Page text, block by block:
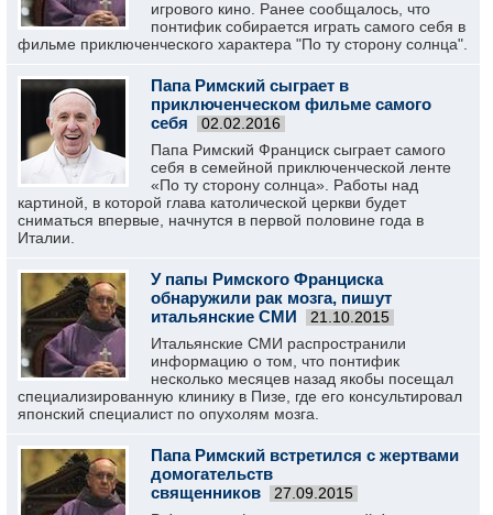
игрового кино. Ранее сообщалось, что
понтифик собирается играть самого себя в
фильме приключенческого характера "По ту сторону солнца".
Папа Римский сыграет в
приключенческом фильме самого
себя
02.02.2016
Папа Римский Франциск сыграет самого
себя в семейной приключенческой ленте
«По ту сторону солнца». Работы над
картиной, в которой глава католической церкви будет
сниматься впервые, начнутся в первой половине года в
Италии.
У папы Римского Франциска
обнаружили рак мозга, пишут
итальянские СМИ
21.10.2015
Итальянские СМИ распространили
информацию о том, что понтифик
несколько месяцев назад якобы посещал
специализированную клинику в Пизе, где его консультировал
японский специалист по опухолям мозга.
Папа Римский встретился с жертвами
домогательств
священников
27.09.2015